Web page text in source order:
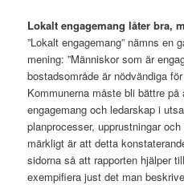
Lokalt engagemang låter bra,
”Lokalt engagemang” nämns en
mening: ”Människor som är
bostadsområde är nödvändiga
Kommunerna måste bli bättre
engagemang och ledarskap i
planprocesser, upprustningar
märkligt är att detta
sidorna så att rapporten hjälper
exempifiera just det man